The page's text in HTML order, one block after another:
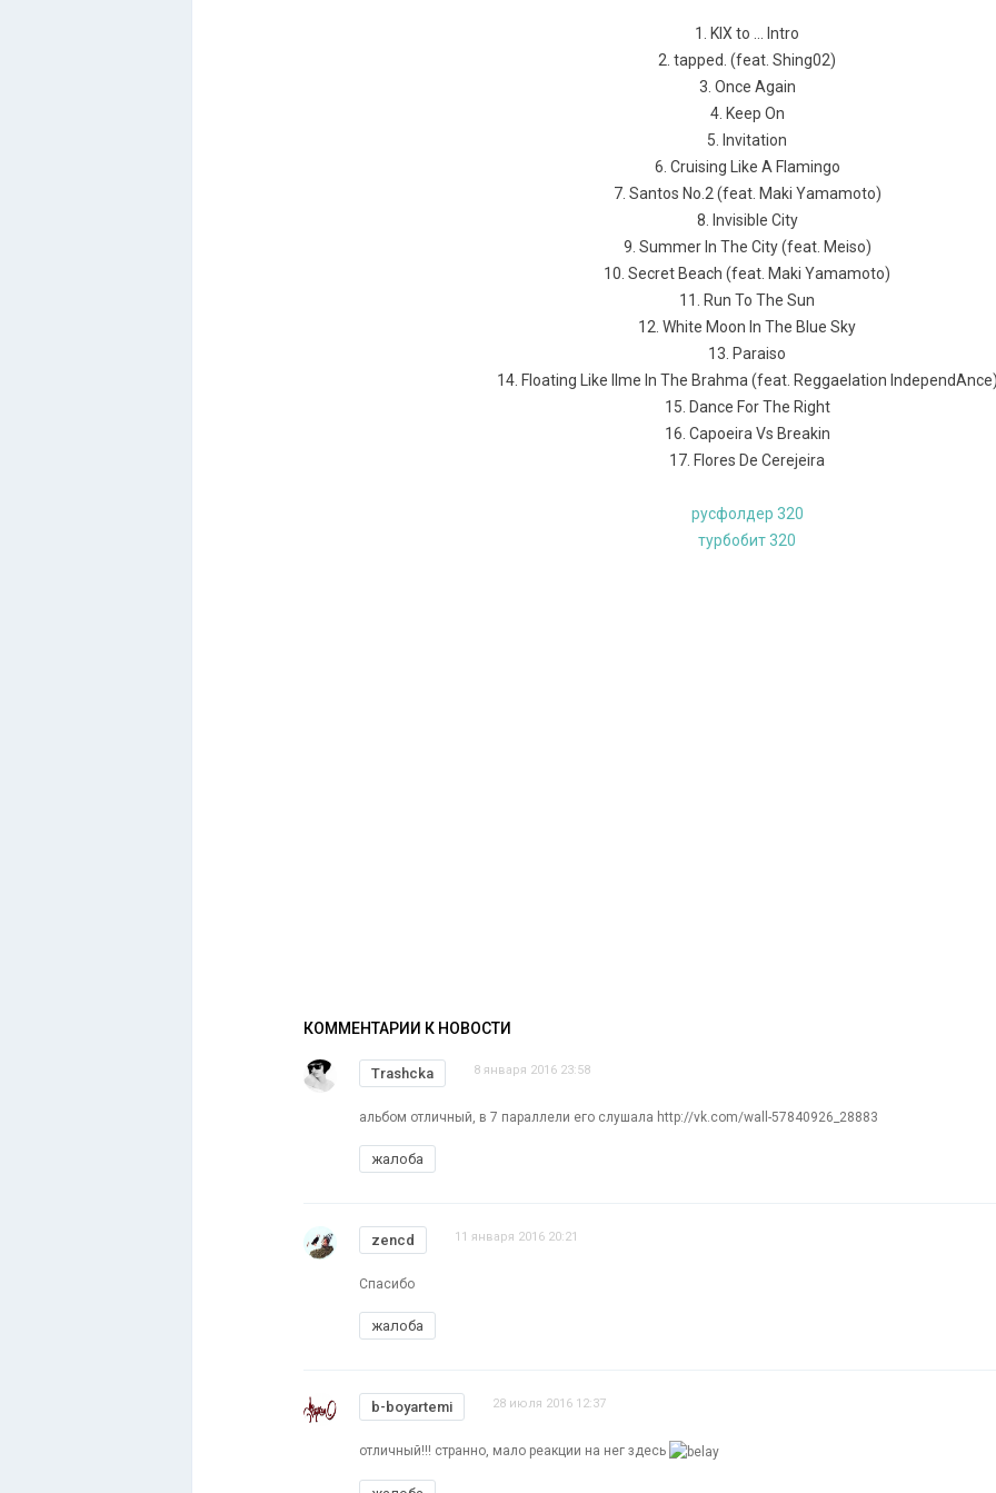
1. KIX to ... Intro
2. tapped. (feat. Shing02)
3. Once Again
4. Keep On
5. Invitation
6. Cruising Like A Flamingo
7. Santos No.2 (feat. Maki Yamamoto)
8. Invisible City
9. Summer In The City (feat. Meiso)
10. Secret Beach (feat. Maki Yamamoto)
11. Run To The Sun
12. White Moon In The Blue Sky
13. Paraiso
14. Floating Like Ilme In The Brahma (feat. Reggaelation
15. Dance For The Right
16. Capoeira Vs Breakin
17. Flores De Cerejeira
русфолдер 320
турбобит 320
КОММЕНТАРИИ К НОВОСТИ
Trashcka 8 января 2016 23:58
альбом отличный, в 7 параллели его слушала http://vk.com/wall-57840926_28883
жалоба
zencd 11 января 2016 20:21
Спасибо
жалоба
b-boyartemi 28 июля 2016 12:37
отличный!!! странно, мало реакции на нег здесь